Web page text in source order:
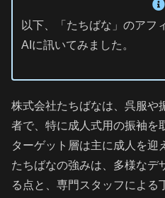
以下、「たちばな」のアフ
AIに訊いてみました。
株式会社たちばなは、呉服や
者で、特に成人式用の振袖を
ターゲット層は主に成人を迎
たちばなの強みは、多様なデ
る点と、専門スタッフによる